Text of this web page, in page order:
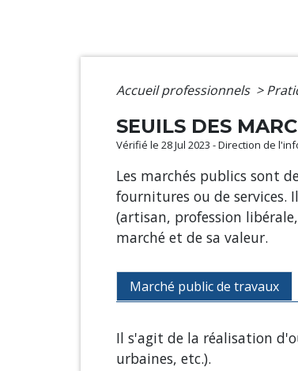
Accueil professionnels >
SEUILS DES
Vérifié le 28 Jul 2023 - Direction de
Les marchés publics sont
fournitures ou de services.
(artisan, profession
marché et de sa valeur.
Marché public de travaux
Il s'agit de la réalisation
urbaines, etc.).